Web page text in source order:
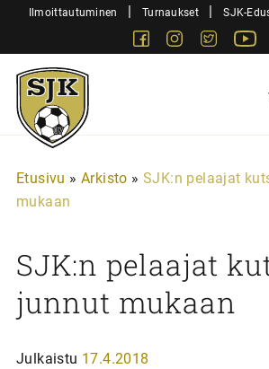
SiirryIlmoittautuminen | Turnaukset | SJK-
FacebookInstagram
Twitter
Sjk-
Juniorit
Etusivu » Arkisto » SJK:n pelaajat
mukaan
SJK:n pelaajat
junnut mukaan
Julkaistu 17.4.2018